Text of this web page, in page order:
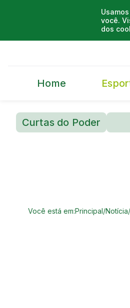
você.
dos
Home
Curtas do Poder
Você está em:Principal/Notícia/